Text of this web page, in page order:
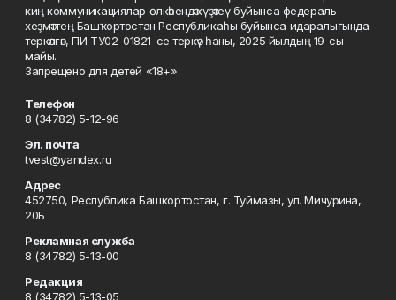
киң коммуникациялар өлкәһендә күҙәтеү буйынса федераль
хеҙмәттең Башҡортостан Республикаһы буйынса идаралығында
теркәлгән, ПИ ТУ02-01821-се теркәү һаны, 2025 йылдың 19-сы
майы.
Запрещено для детей «18+»
Телефон
8 (34782) 5-12-96
Эл. почта
tvest@yandex.ru
Адрес
452750, Республика Башкортостан, г. Туймазы, ул. Мичурина,
20Б
Рекламная служба
8 (34782) 5-13-00
Редакция
8 (34782) 5-13-05